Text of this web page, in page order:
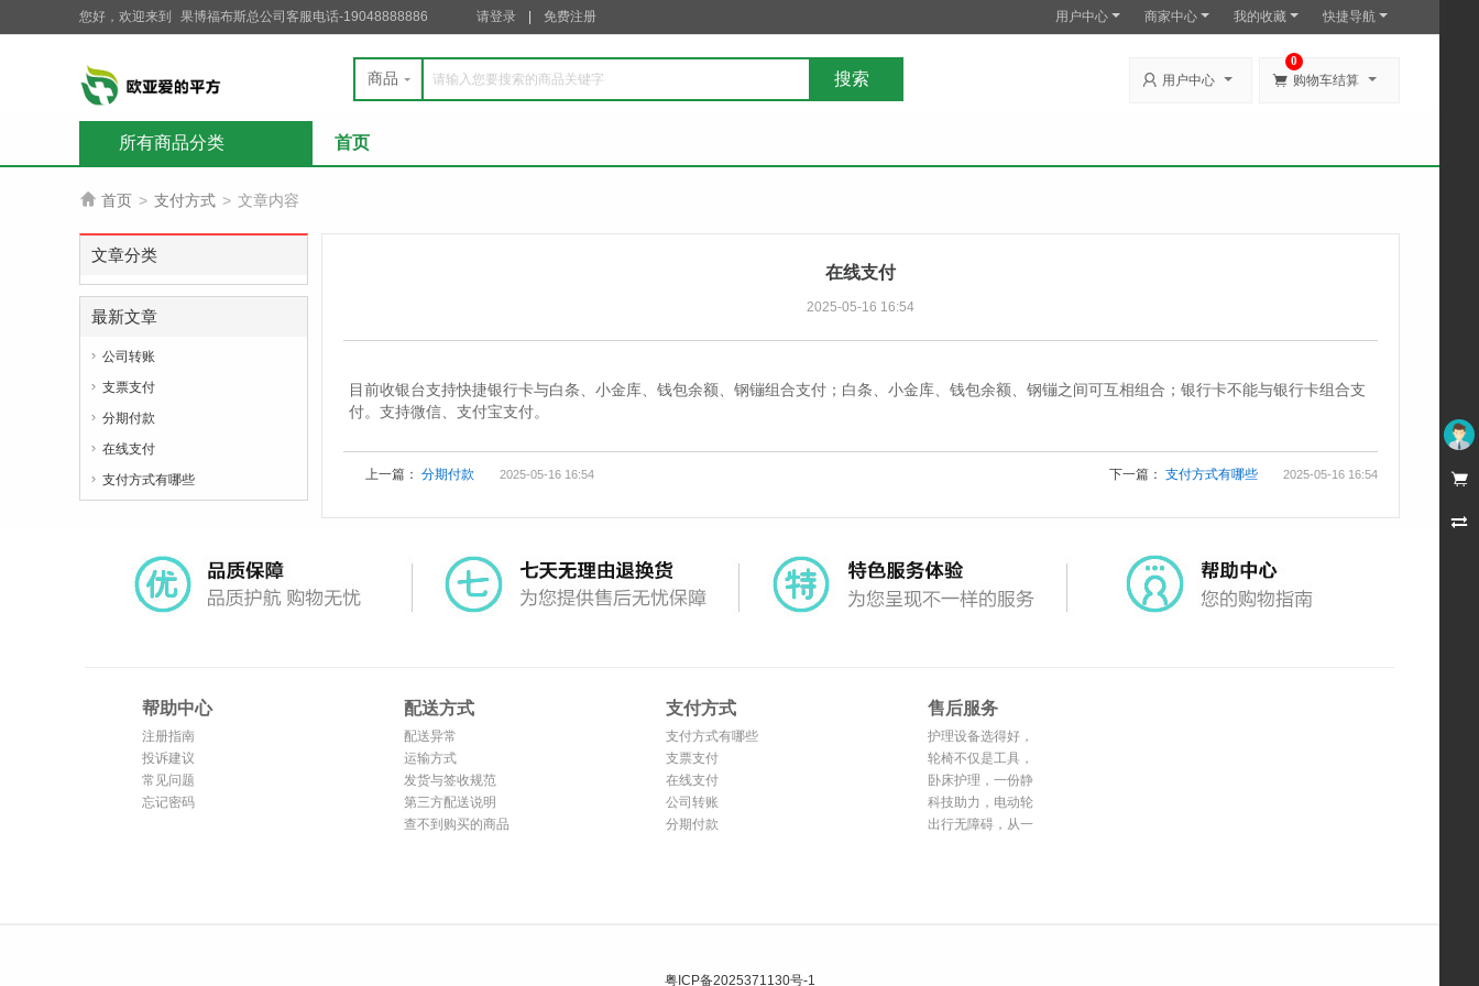
您好，欢迎来到 果博福布斯总公司客服电话-19048888886 请登录 免费注册 用户中心 商家中心 我的收藏 快捷导航
未登录


商品  用户中心  购物车结算
0
所有商品分类 首页
 首页 > 支付方式 > 文章内容
文章分类
最新文章
 公司转账
 支票支付
 分期付款
 在线支付
 支付方式有哪些
在线支付
2025-05-16 16:54
目前收银台支持快捷银行卡与白条、小金库、钱包余额、钢镚组合支付；白条、小金库、钱包余额、钢镚之间可互相组合；银行卡不能与银行卡组合支
付。支持微信、支付宝支付。
上一篇： 分期付款 2025-05-16 16:54 下一篇： 支付方式有哪些 2025-05-16 16:54
帮助中心
注册指南
投诉建议
常见问题
忘记密码
配送方式
配送异常
运输方式
发货与签收规范
第三方配送说明
查不到购买的商品
支付方式
支付方式有哪些
支票支付
在线支付
公司转账
分期付款
售后服务
护理设备选得好，
照护也能更轻松
轮椅不仅是工具，
更是家庭的延伸
卧床护理，一份静
默的陪伴
科技助力，电动轮
椅让出行更自由
出行无障碍，从一
粤ICP备2025371130号-1